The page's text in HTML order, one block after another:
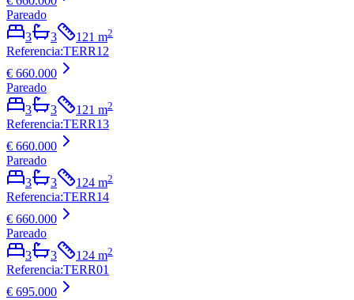
Pareado
3
3 121 m2
Referencia:TERR12
€ 660.000
Pareado
3
3 121 m2
Referencia:TERR13
€ 660.000
Pareado
3
3 124 m2
Referencia:TERR14
€ 660.000
Pareado
3
3 124 m2
Referencia:TERR01
€ 695.000